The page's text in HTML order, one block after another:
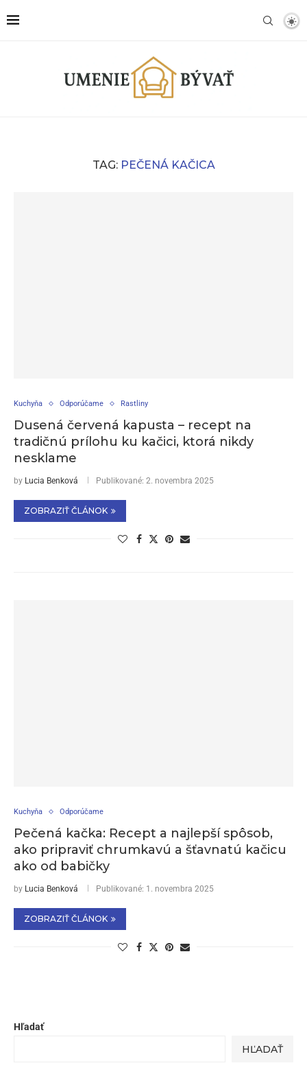
TAG: PEČENÁ KAČICA
Kuchyňa Odporúčame Rastliny
Dusená červená kapusta – recept na
tradičnú prílohu ku kačici, ktorá nikdy
nesklame
by Lucia Benková Publikované: 2. novembra 2025
ZOBRAZIŤ ČLÁNOK
Kuchyňa Odporúčame
Pečená kačka: Recept a najlepší spôsob,
ako pripraviť chrumkavú a šťavnatú kačicu
ako od babičky
by Lucia Benková Publikované: 1. novembra 2025
ZOBRAZIŤ ČLÁNOK
Hľadať
HĽADAŤ